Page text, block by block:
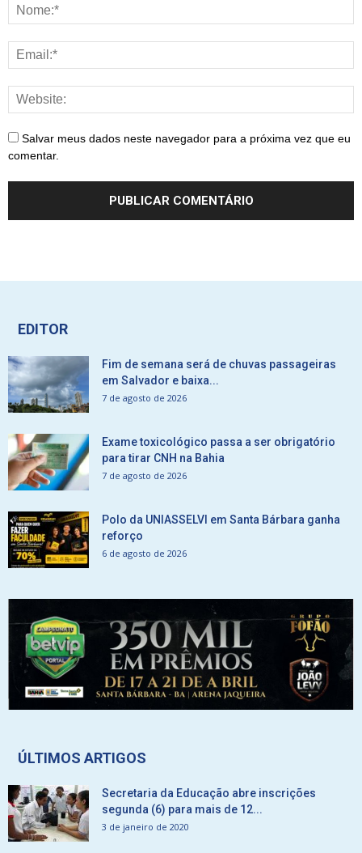
Salvar meus dados neste navegador para a próxima vez que eu
comentar.
EDITOR
Fim de semana será de chuvas passageiras
em Salvador e baixa...
7 de agosto de 2026
Exame toxicológico passa a ser obrigatório
para tirar CNH na Bahia
7 de agosto de 2026
Polo da UNIASSELVI em Santa Bárbara ganha
reforço
6 de agosto de 2026
ÚLTIMOS ARTIGOS
Secretaria da Educação abre inscrições
segunda (6) para mais de 12...
3 de janeiro de 2020